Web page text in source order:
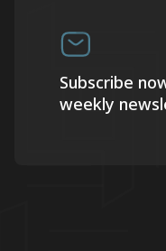
Subscribe
weekly